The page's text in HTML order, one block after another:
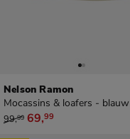
Nelson Ramon
Mocassins & loafers - blauw
van € 99,99 voor € 69,99
99,99 69,99